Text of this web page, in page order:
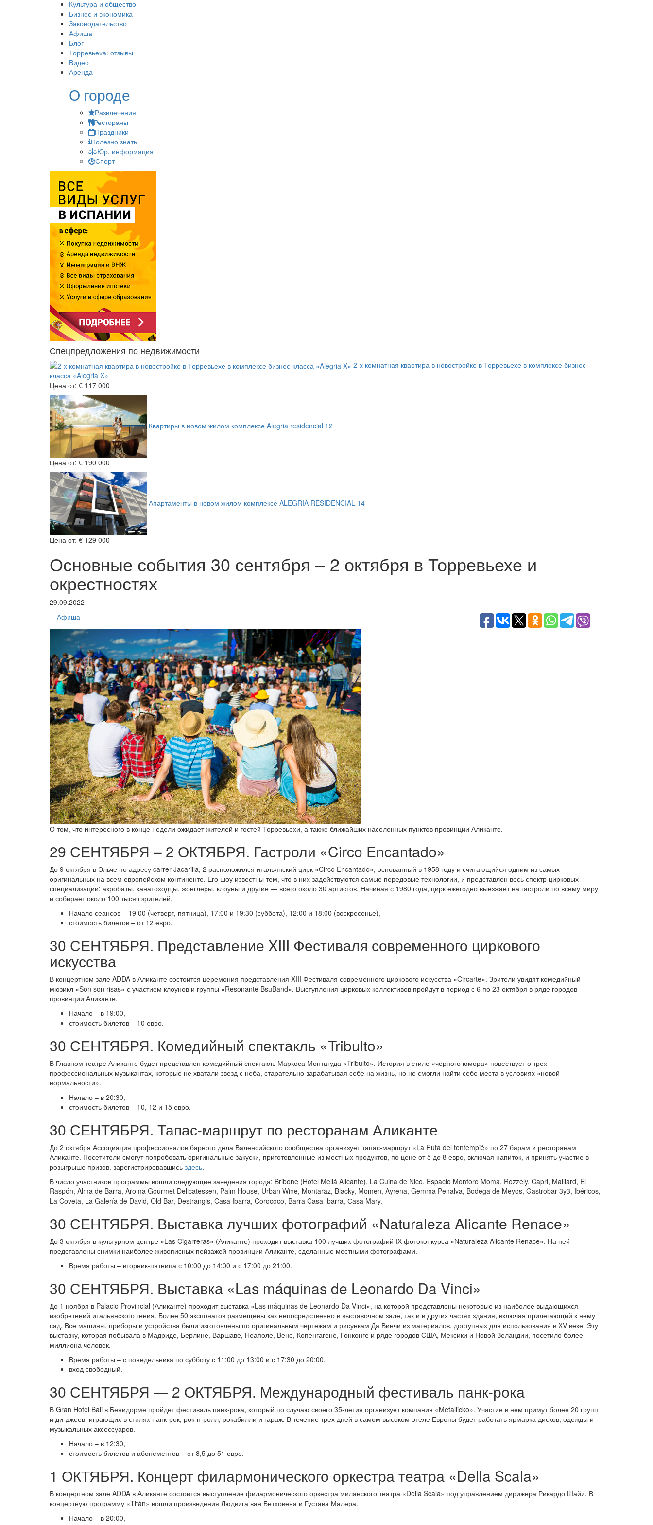
Культура и общество
Бизнес и экономика
Законодательство
Афиша
Блог
Торревьеха: отзывы
Видео
Аренда
О городе
Развлечения
Рестораны
Праздники
Полезно знать
Юр. информация
Спорт
Спецпредложения по недвижимости
2-х комнатная квартира в новостройке в Торревьехе в комплексе бизнес-
класса «Alegria X»
Цена от: € 117 000
Квартиры в новом жилом комплексе Alegria residencial 12
Цена от: € 190 000
Апартаменты в новом жилом комплексе ALEGRIA RESIDENCIAL 14
Цена от: € 129 000
Основные события 30 сентября – 2 октября в Торревьехе и
окрестностях
29.09.2022
Афиша
О том, что интересного в конце недели ожидает жителей и гостей Торревьехи, а также ближайших населенных пунктов провинции Аликанте.
29 СЕНТЯБРЯ – 2 ОКТЯБРЯ. Гастроли «Circo Encantado»
До 9 октября в Эльче по адресу carrer Jacarilla, 2 расположился итальянский цирк «Circo Encantado», основанный в 1958 году и считающийся одним из самых
оригинальных на всем европейском континенте. Его шоу известны тем, что в них задействуются самые передовые технологии, и представлен весь спектр цирковых
специализаций: акробаты, канатоходцы, жонглеры, клоуны и другие — всего около 30 артистов. Начиная с 1980 года, цирк ежегодно выезжает на гастроли по всему миру
и собирает около 100 тысяч зрителей.
Начало сеансов – 19:00 (четверг, пятница), 17:00 и 19:30 (суббота), 12:00 и 18:00 (воскресенье),
стоимость билетов – от 12 евро.
30 СЕНТЯБРЯ. Представление XIII Фестиваля современного циркового
искусства
В концертном зале ADDA в Аликанте состоится церемония представления XIII Фестиваля современного циркового искусства «Circarte». Зрители увидят комедийный
мюзикл «Son son risas» с участием клоунов и группы «Resonante BsuBand». Выступления цирковых коллективов пройдут в период с 6 по 23 октября в ряде городов
провинции Аликанте.
Начало – в 19:00,
стоимость билетов – 10 евро.
30 СЕНТЯБРЯ. Комедийный спектакль «Tribulto»
В Главном театре Аликанте будет представлен комедийный спектакль Маркоса Монтагуда «Tribulto». История в стиле «черного юмора» повествует о трех
профессиональных музыкантах, которые не хватали звезд с неба, старательно зарабатывая себе на жизнь, но не смогли найти себе места в условиях «новой
нормальности».
Начало – в 20:30,
стоимость билетов – 10, 12 и 15 евро.
30 СЕНТЯБРЯ. Тапас-маршрут по ресторанам Аликанте
До 2 октября Ассоциация профессионалов барного дела Валенсийского сообщества организует тапас-маршрут «La Ruta del tentempié» по 27 барам и ресторанам
Аликанте. Посетители смогут попробовать оригинальные закуски, приготовленные из местных продуктов, по цене от 5 до 8 евро, включая напиток, и принять участие в
розыгрыше призов, зарегистрировавшись здесь.
В число участников программы вошли следующие заведения города: Bribone (Hotel Meliá Alicante), La Cuina de Nico, Espacio Montoro Moma, Rozzely, Capri, Maillard, El
Raspón, Alma de Barra, Aroma Gourmet Delicatessen, Palm House, Urban Wine, Montaraz, Blacky, Momen, Ayrena, Gemma Penalva, Bodega de Meyos, Gastrobar 3y3, Ibéricos,
La Coveta, La Galería de David, Old Bar, Destrangis, Casa Ibarra, Corococo, Barra Casa Ibarra, Сasa Mary.
30 СЕНТЯБРЯ. Выставка лучших фотографий «Naturaleza Alicante Renace»
До 3 октября в культурном центре «Las Cigarreras» (Аликанте) проходит выставка 100 лучших фотографий IX фотоконкурса «Naturaleza Alicante Renace». На ней
представлены снимки наиболее живописных пейзажей провинции Аликанте, сделанные местными фотографами.
Время работы – вторник-пятница с 10:00 до 14:00 и с 17:00 до 21:00.
30 СЕНТЯБРЯ. Выставка «Las máquinas de Leonardo Da Vinci»
До 1 ноября в Palacio Provincial (Аликанте) проходит выставка «Las máquinas de Leonardo Da Vinci», на которой представлены некоторые из наиболее выдающихся
изобретений итальянского гения. Более 50 экспонатов размещены как непосредственно в выставочном зале, так и в других частях здания, включая прилегающий к нему
сад. Все машины, приборы и устройства были изготовлены по оригинальным чертежам и рисункам Да Винчи из материалов, доступных для использования в XV веке. Эту
выставку, которая побывала в Мадриде, Берлине, Варшаве, Неаполе, Вене, Копенгагене, Гонконге и ряде городов США, Мексики и Новой Зеландии, посетило более
миллиона человек.
Время работы – с понедельника по субботу с 11:00 до 13:00 и с 17:30 до 20:00,
вход свободный.
30 СЕНТЯБРЯ — 2 ОКТЯБРЯ. Международный фестиваль панк-рока
В Gran Hotel Bali в Бенидорме пройдет фестиваль панк-рока, который по случаю своего 35-летия организует компания «Metallicko». Участие в нем примут более 20 групп
и ди-джеев, играющих в стилях панк-рок, рок-н-ролл, рокабилли и гараж. В течение трех дней в самом высоком отеле Европы будет работать ярмарка дисков, одежды и
музыкальных аксессуаров.
Начало – в 12:30,
стоимость билетов и абонементов – от 8,5 до 51 евро.
1 ОКТЯБРЯ. Концерт филармонического оркестра театра «Della Scala»
В концертном зале ADDA в Аликанте состоится выступление филармонического оркестра миланского театра «Della Scala» под управлением дирижера Рикардо Шайи. В
концертную программу «Titán» вошли произведения Людвига ван Бетховена и Густава Малера.
Начало – в 20:00,